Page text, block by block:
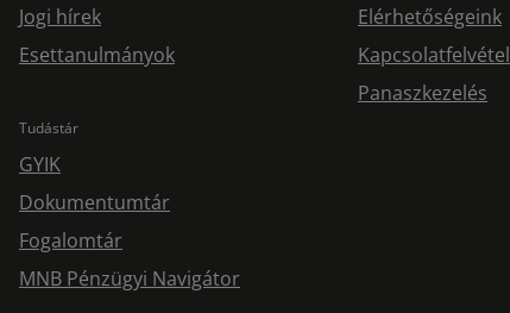
Jogi hírek
Esettanulmányok
Tudástár
GYIK
Dokumentumtár
Fogalomtár
MNB Pénzügyi Navigátor
Elérhetőségeink
Kapcsolatfelvétel
Panaszkezelés